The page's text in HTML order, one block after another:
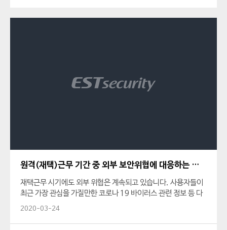
원격(재택)근무 기간 중 외부 보안위협에 대응하는 체크리스트 8가지
재택근무 시기에도 외부 위협은 계속되고 있습니다. 사용자들이
최근 가장 관심을 가질만한 코로나 19 바이러스 관련 정보 등 다
양한 주제를 활용하여 공격을 시도하고 있습니다. ESRC에서는
알려드립니다.
2020-03-24